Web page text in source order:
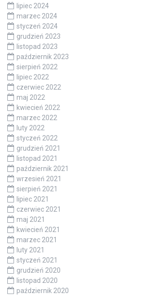
lipiec 2024
marzec 2024
styczeń 2024
grudzień 2023
listopad 2023
październik 2023
sierpień 2022
lipiec 2022
czerwiec 2022
maj 2022
kwiecień 2022
marzec 2022
luty 2022
styczeń 2022
grudzień 2021
listopad 2021
październik 2021
wrzesień 2021
sierpień 2021
lipiec 2021
czerwiec 2021
maj 2021
kwiecień 2021
marzec 2021
luty 2021
styczeń 2021
grudzień 2020
listopad 2020
październik 2020